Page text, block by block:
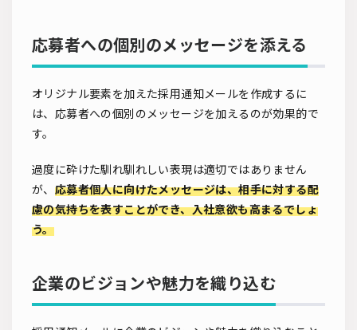
応募者への個別のメッセージを添える
オリジナル要素を加えた採用通知メールを作成するに
は、応募者への個別のメッセージを加えるのが効果的で
す。
過度に砕けた馴れ馴れしい表現は適切ではありません
が、 応募者個人に向けたメッセージは、相手に対する配
慮の気持ちを表すことができ、入社意欲も高まるでしょ
う。
企業のビジョンや魅力を織り込む